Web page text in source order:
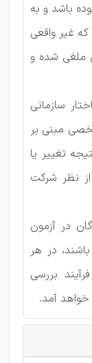
باشد و به
غیر واقعی
ملغی شده و
سازمانی
مبنی بر
تغییر یا
نظر شرکت
در آزمون
در هر
بررسی
آمد.